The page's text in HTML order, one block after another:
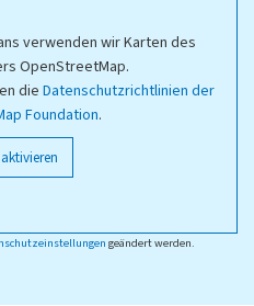
verwenden wir Karten des
OpenStreetMap.
die Datenschutzrichtlinien der
Foundation.
geändert werden.